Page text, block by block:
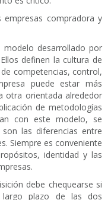
compradora y
desarrollado por
definen la cultura de
competencias, control,
puede estar más
otra orientada alrededor
de metodologías
con este modelo, se
las diferencias entre
Siempre es conveniente
identidad y las
debe chequearse si
largo plazo de las dos